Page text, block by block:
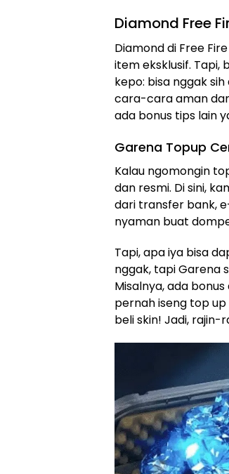
Diamond Free
Diamond di Free
item eksklusif. Tapi,
kepo: bisa nggak
cara-cara aman
ada bonus tips lain
Garena Topup
Kalau ngomongin
dan resmi. Di sini,
dari transfer bank,
nyaman buat
Tapi, apa iya bisa
nggak, tapi Garena
Misalnya, ada
pernah iseng top
beli skin! Jadi, rajin-